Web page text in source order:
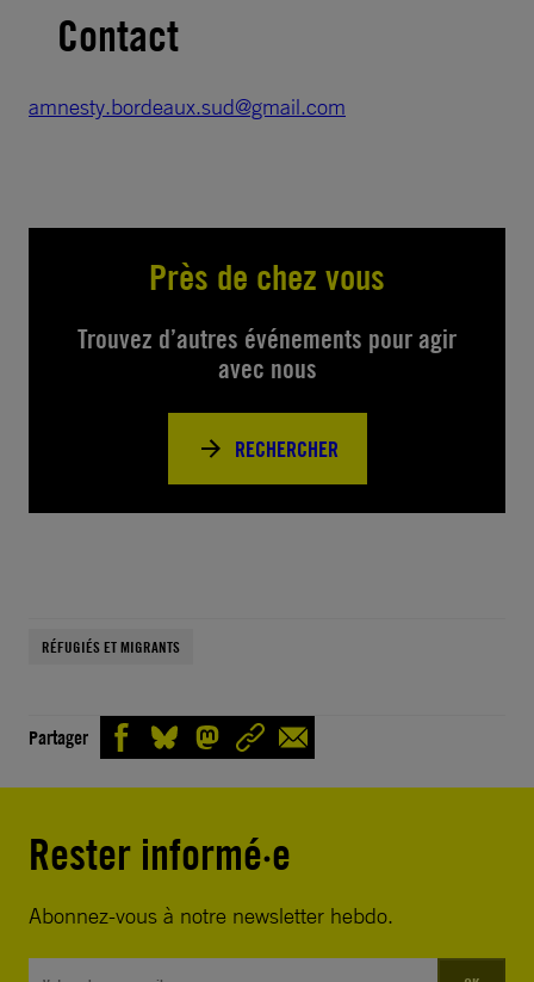
Contact
amnesty.bordeaux.sud@gmail.com
Près de chez vous
Trouvez d’autres événements pour agir
avec nous
RECHERCHER
RÉFUGIÉS ET MIGRANTS
Partager
Rester informé·e
Abonnez-vous à notre newsletter hebdo.